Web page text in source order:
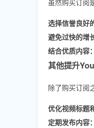
选择信誉良好
避免过快的增
结合优质内容：
其他提升
除了购买订阅
优化视频标题
定期发布内容：